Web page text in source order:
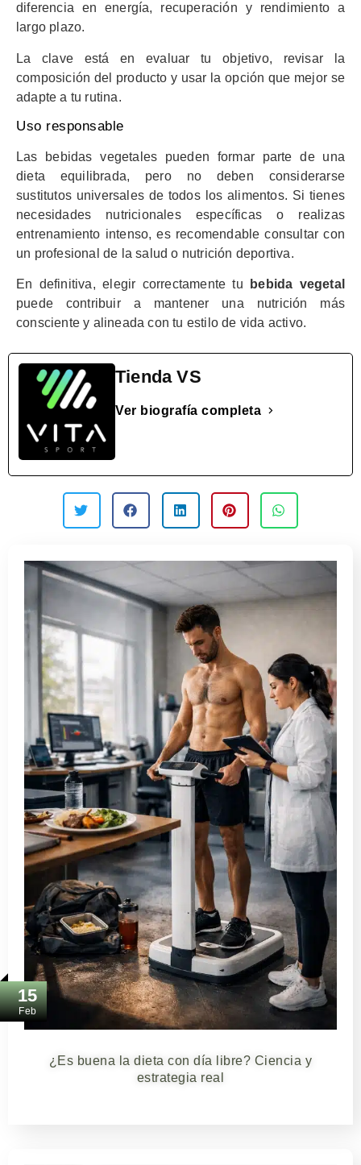
diferencia en energía, recuperación y rendimiento a
largo plazo.
La clave está en evaluar tu objetivo, revisar la
composición del producto y usar la opción que mejor se
adapte a tu rutina.
Uso responsable
Las bebidas vegetales pueden formar parte de una
dieta equilibrada, pero no deben considerarse
sustitutos universales de todos los alimentos. Si tienes
necesidades nutricionales específicas o realizas
entrenamiento intenso, es recomendable consultar con
un profesional de la salud o nutrición deportiva.
En definitiva, elegir correctamente tu
bebida vegetal
puede contribuir a mantener una nutrición más
consciente y alineada con tu estilo de vida activo.
Tienda VS
Ver biografía completa
15
Feb
¿Es buena la dieta con día libre? Ciencia y
estrategia real